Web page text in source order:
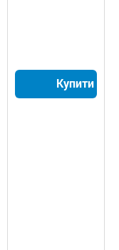
Купити